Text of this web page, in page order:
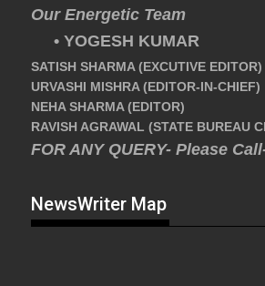
Our Energetic Team
• YOGESH KUMAR
SATISH SHARMA (EXCUTIVE EDITOR)
URVASHI MISHRA (EDITOR-IN-CHIEF)
NEHA SHARMA (EDITOR)
RAVISH AGRAWAL (STATE BUREAU
FOR ANY QUERY- Please
NewsWriter Map